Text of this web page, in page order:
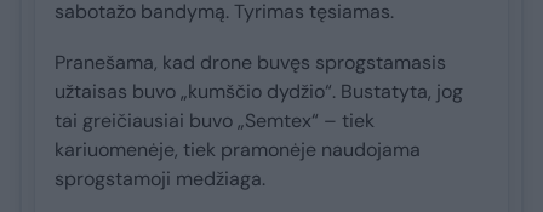
sabotažo bandymą. Tyrimas tęsiamas.
Pranešama, kad drone buvęs sprogstamasis
užtaisas buvo „kumščio dydžio“. Bustatyta, jog
tai greičiausiai buvo „Semtex“ – tiek
kariuomenėje, tiek pramonėje naudojama
sprogstamoji medžiaga.